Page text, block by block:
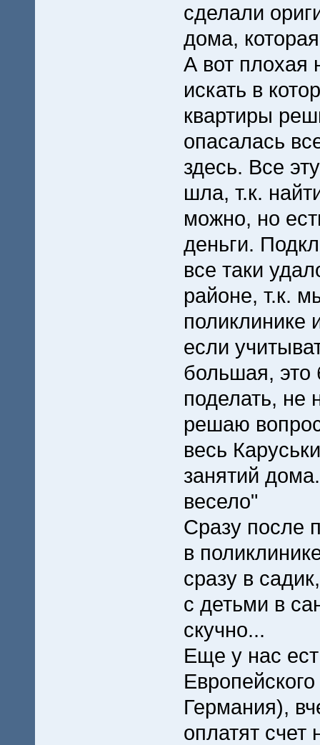
сделали
дома,
А вот плохая
искать в
квартиры
опасалась
здесь. Все
шла, т.к.
можно, но
деньги.
все таки
районе, т.к.
поликлинике
если
большая, это
поделать, не
решаю
весь
занятий
весело"
Сразу после
в
сразу в
с детьми в
скучно...
Еще у нас
Германия),
оплатят счет